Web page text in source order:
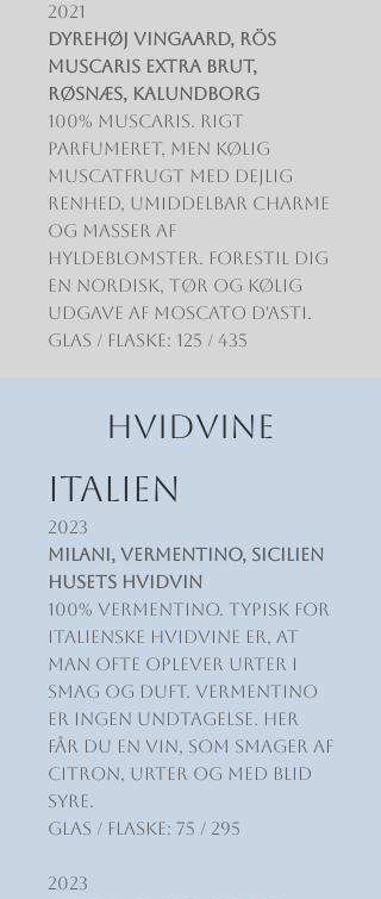
2021
Dyrehøj Vingaard, RÖS
Muscaris Extra Brut,
Røsnæs, Kalundborg
100% Muscaris. Rigt
parfumeret, men kølig
Muscatfrugt med dejlig
renhed, umiddelbar charme
og masser af
hyldeblomster. Forestil dig
en nordisk, tør og kølig
udgave af Moscato d'Asti.
Glas / Flaske: 125 / 435
HVIDVINE
ITALIEN
2023
Milani, Vermentino, Sicilien
HUSETS HVIDVIN
100% Vermentino. Typisk for
italienske hvidvine er, at
man ofte oplever urter i
smag og duft. Vermentino
er ingen undtagelse. Her
får du en vin, som smager af
citron, urter og med blid
syre.
Glas / Flaske: 75 / 295
2023